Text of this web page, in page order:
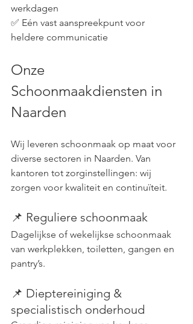
werkdagen
✅ Eén vast aanspreekpunt voor
heldere communicatie
Onze
Schoonmaakdiensten in
Naarden
Wij leveren schoonmaak op maat voor
diverse sectoren in Naarden. Van
kantoren tot zorginstellingen: wij
zorgen voor kwaliteit en continuïteit.
📌 Reguliere schoonmaak
Dagelijkse of wekelijkse schoonmaak
van werkplekken, toiletten, gangen en
pantry’s.
📌 Dieptereiniging &
specialistisch onderhoud